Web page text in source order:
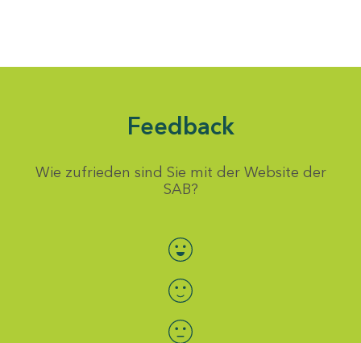
Feedback
Wie zufrieden sind Sie mit der Website der
SAB?
Bewertung auswählen